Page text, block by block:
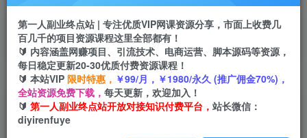
首页 创业课程 会员免费 正文
单天200-700的小红书幼师项目（虚拟），长久稳
定正规好操作！
第一人副业终点站 | 专注优质VIP网课资源分享，市面上收费几
百几千的项目资源课程这里全部都有！
🔰 内容涵盖网赚项目、引流技术、电商运营、脚本源码等资源，
每日稳定更新20-30优质付费资源课程！
🔰 本站VIP 限时特惠， ￥99/月，￥1980/永久 (推广佣金70%)，
全站资源免费下载， 每天更新，欢迎加入！
🔰 第一人副业终点站开放对接知识付费平台， 站长微信：
diyirenfuye